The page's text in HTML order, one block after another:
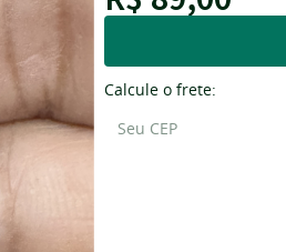
Calcule o frete: